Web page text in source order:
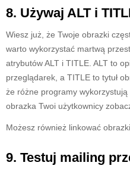
8. Używaj ALT i
Wiesz już, że Twoje obrazki
warto wykorzystać martwą
atrybutów ALT i TITLE. ALT to
przeglądarek, a TITLE to tytuł
że różne programy
obrazka Twoi użytkownicy
Możesz również linkować
9. Testuj mailing